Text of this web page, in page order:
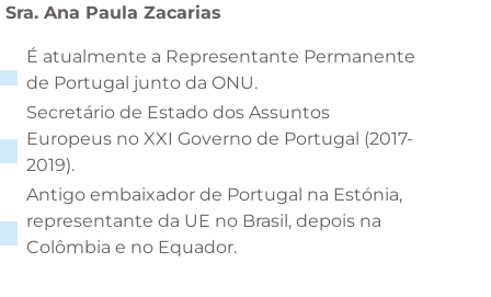
Sra. Ana Paula Zacarias
É atualmente a Representante Permanente
de Portugal junto da ONU.
Secretário de Estado dos Assuntos
Europeus no XXI Governo de Portugal (2017-
2019).
Antigo embaixador de Portugal na Estónia,
representante da UE no Brasil, depois na
Colômbia e no Equador.